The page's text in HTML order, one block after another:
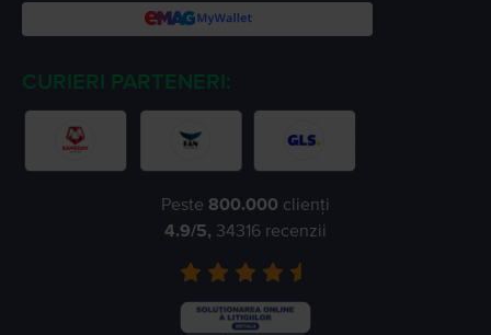
CURIERI PARTENERI:
Peste 800.000 clienți
4.9/5, 34316 recenzii